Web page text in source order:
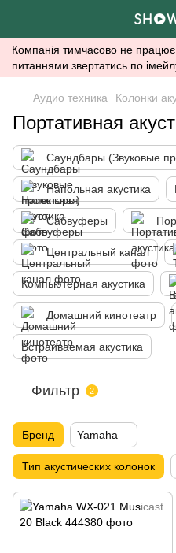
Компанія тимчасово не
питаннями звертатись по
Аудио техника Колонки
Портативная
Саундбары (Звуковые
Напольная акустика
Сабвуферы
Центральный канал
Компьютерная акустика
Домашний кинотеатр
Встраиваемая акустика
Фильтр 2
Бренд Yamaha
Тип акустических колонок